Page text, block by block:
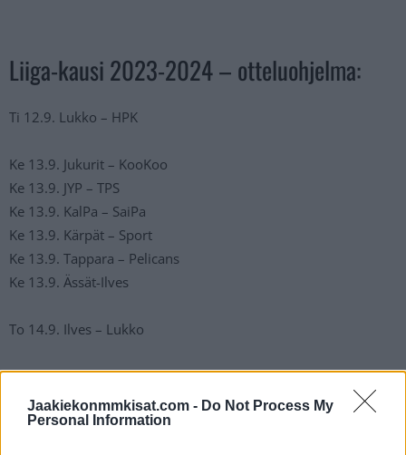
Jaakiekonmmkisat.com - Do Not Process My
Personal Information
Liiga-kausi 2023-2024 – otteluohjelma:
Ti 12.9. Lukko – HPK
Ke 13.9. Jukurit – KooKoo
Ke 13.9. JYP – TPS
Ke 13.9. KalPa – SaiPa
Ke 13.9. Kärpät – Sport
Ke 13.9. Tappara – Pelicans
Ke 13.9. Ässät-Ilves
To 14.9. Ilves – Lukko
Pe 15.9. HPK – TPS
Pe 15.9. SaiPa – KooKoo
Pe 15.9. Sport – Ässät